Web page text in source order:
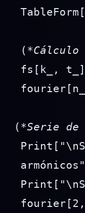
(*
fs[k_,
( *Serie